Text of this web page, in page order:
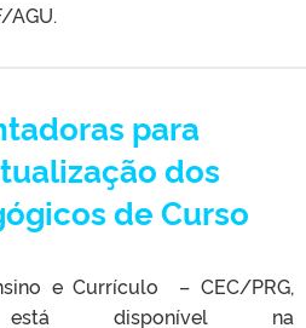
para
dos
de Curso
e Currículo – CEC/PRG,
disponível na